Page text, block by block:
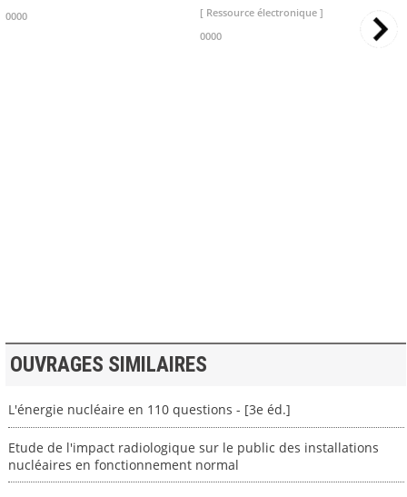
0000
[ Ressource électronique ]
0000
OUVRAGES SIMILAIRES
L'énergie nucléaire en 110 questions - [3e éd.]
Etude de l'impact radiologique sur le public des installations
nucléaires en fonctionnement normal